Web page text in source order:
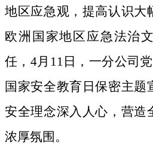
地区应急观，提高认识大
欧洲国家地区应急法治
任，4月11日，一分公司
国家安全教育日保密主题
安全理念深入人心，营造
浓厚氛围。